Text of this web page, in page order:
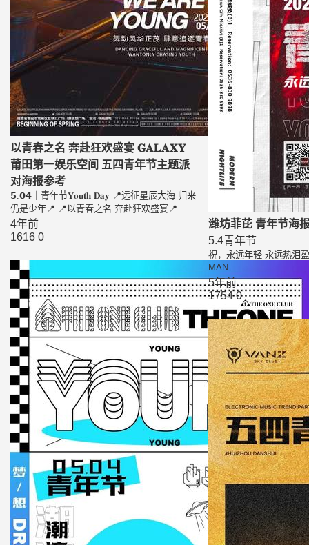
充值
登录
以青春之名 奔赴狂欢盛宴 𝐆𝐀𝐋𝐀𝐗𝐘
莆田第一娱乐空间 五四青年节主题派
对海报参考
𝟱.𝟬𝟰｜青年节𝐘𝐨𝐮𝐭𝐡 𝐃𝐚𝐲‍ 📍远征星辰大海 归来
仍是少年📍 📍以青春之名 奔赴狂欢盛宴📍
4年前
1616 0
潍坊菲芘 青年节
5.4青年节
祝，永远年轻 永远热泪盈眶 HEY YOUTH
MAN
5年前
1754 0